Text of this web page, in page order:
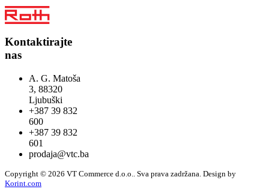
Kontaktirajte
nas
A. G. Matoša
3, 88320
Ljubuški
+387 39 832
600
+387 39 832
601
prodaja@vtc.ba
Copyright © 2026 VT Commerce d.o.o.. Sva prava zadržana. Design by
Korint.com